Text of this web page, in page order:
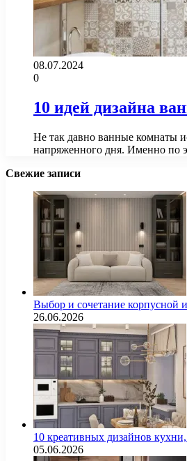
08.07.2024
0
10 идей дизайна
Не так давно ванные комнаты
напряженного дня. Именно по
Свежие записи
Выбор и сочетание корпусной
26.06.2026
10 креативных дизайнов
05.06.2026